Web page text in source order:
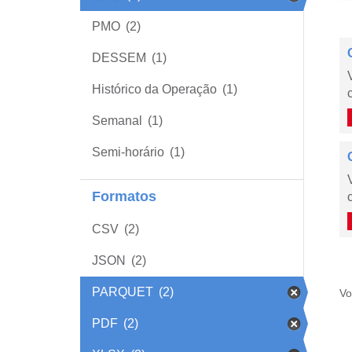
PMO (2)
DESSEM (1)
Histórico da Operação (1)
Semanal (1)
Semi-horário (1)
Formatos
CSV (2)
JSON (2)
PARQUET (2)
PDF (2)